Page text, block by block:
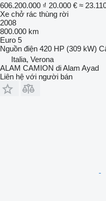
606.200.000 ₫ 20.000 € ≈
Xe chở rác thùng rời
2008
800.000 km
Euro 5
Nguồn điện 420 HP (309 kW)
Italia, Verona
ALAM CAMION di Alam Ayad
Liên hệ với người bán